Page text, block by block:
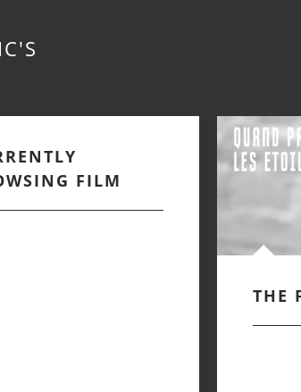
FILM
THE